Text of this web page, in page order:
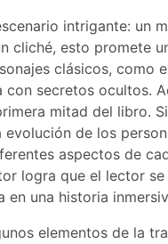
intrigante: un
cliché, esto promete
clásicos, como
con secretos ocultos.
mitad del libro.
de los
aspectos de
logra que el lector
en una historia
elementos de la